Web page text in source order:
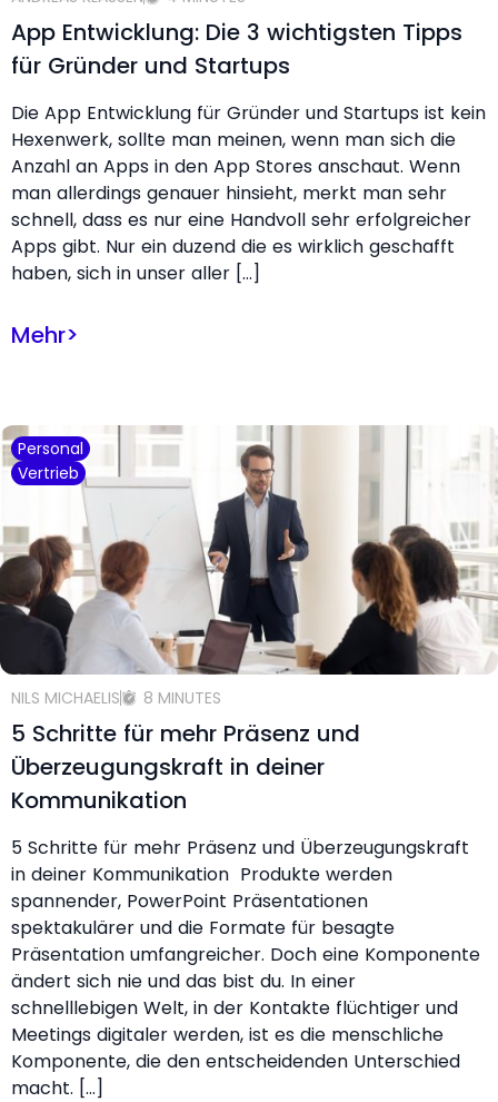
App Entwicklung: Die 3 wichtigsten Tipps
für Gründer und Startups
Die App Entwicklung für Gründer und Startups ist kein
Hexenwerk, sollte man meinen, wenn man sich die
Anzahl an Apps in den App Stores anschaut. Wenn
man allerdings genauer hinsieht, merkt man sehr
schnell, dass es nur eine Handvoll sehr erfolgreicher
Apps gibt. Nur ein duzend die es wirklich geschafft
haben, sich in unser aller […]
Mehr>
Personal
Vertrieb
NILS MICHAELIS 8 MINUTES
5 Schritte für mehr Präsenz und
Überzeugungskraft in deiner
Kommunikation
5 Schritte für mehr Präsenz und Überzeugungskraft
in deiner Kommunikation Produkte werden
spannender, PowerPoint Präsentationen
spektakulärer und die Formate für besagte
Präsentation umfangreicher. Doch eine Komponente
ändert sich nie und das bist du. In einer
schnelllebigen Welt, in der Kontakte flüchtiger und
Meetings digitaler werden, ist es die menschliche
Komponente, die den entscheidenden Unterschied
macht. […]